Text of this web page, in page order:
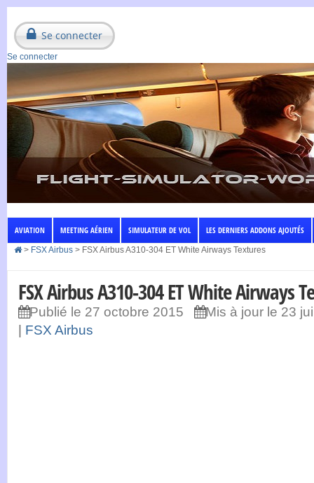
Se connecter
Se connecter
AVIATION MEETING AÉRIEN SIMULATEUR DE VOL LES DERNIERS ADDONS AJOUTÉS
> FSX Airbus > FSX Airbus A310-304 ET White Airways Textures
FSX Airbus A310-304 ET White Airways
Publié le 27 octobre 2015
Mis à jour le 23
FSX Airbus